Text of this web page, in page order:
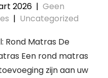
2026 | Geen
| Uncategorized
Rond Matras De
Een rond matras
zijn aan uw